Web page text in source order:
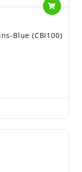
Blue (CBI100)